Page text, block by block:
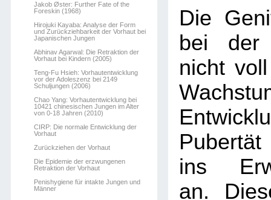
Jakob Øster: Further Fate of the
Foreskin (1968)
Hirojuki Kayaba: Analyse der Form
und Zurückziehbarkeit der Vorhaut bei
Japanischen Jungen
Abhinav Agarwal: Die Retraktion der
Vorhaut bei Kindern (2005)
Teng-Fu Hsieh: Vorhautentwicklung
vor der Adoleszenz bei 2149
Schuljungen (2006)
Chao Yang: Vorhautentwicklung bei
10421 chinesischen Jungen im Alter
von 0-18 Jahren (2010)
CIRP: Die normale Entwicklung der
Vorhaut
Zurückziehen der Vorhaut
Die Epidemie der erzwungenen
Retraktion der Vorhaut
Penishygiene für intakte Jungen und
Männer
Die
bei der
nicht
ins
an.